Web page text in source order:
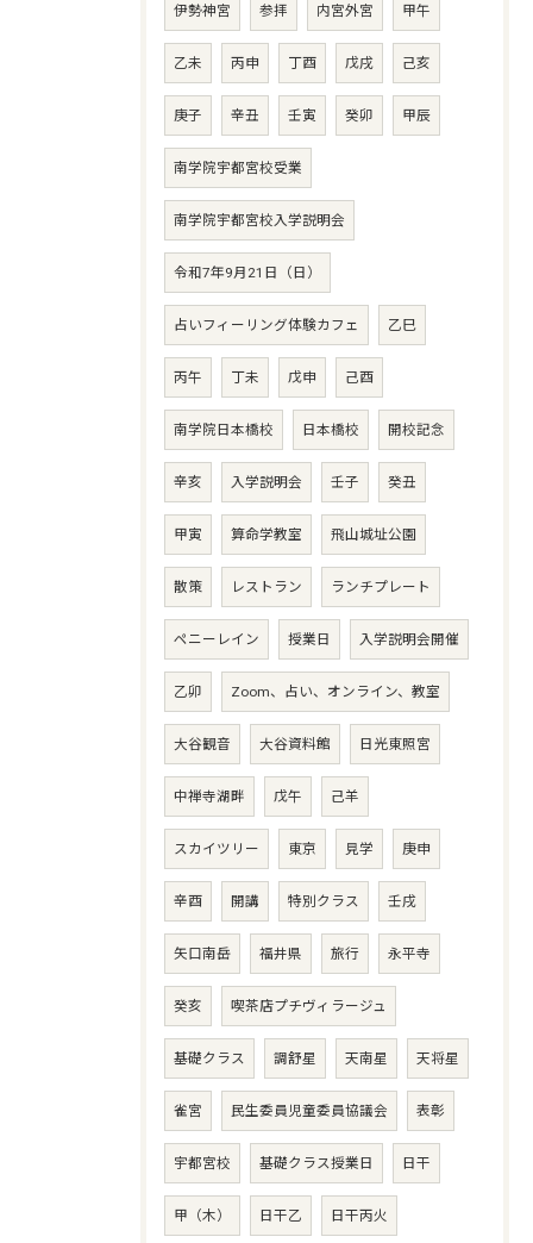
伊勢神宮 参拝 内宮外宮 甲午
乙未 丙申 丁酉 戊戌 己亥
庚子 辛丑 壬寅 癸卯 甲辰
南学院宇都宮校受業
南学院宇都宮校入学説明会
令和7年9月21日（日）
占いフィーリング体験カフェ 乙巳
丙午 丁未 戊申 己酉
南学院日本橋校 日本橋校 開校記念
辛亥 入学説明会 壬子 癸丑
甲寅 算命学教室 飛山城址公園
散策 レストラン ランチプレート
ペニーレイン 授業日 入学説明会開催
乙卯 Zoom、占い、オンライン、教室
大谷観音 大谷資料館 日光東照宮
中禅寺湖畔 戊午 己羊
スカイツリー 東京 見学 庚申
辛酉 開講 特別クラス 壬戌
矢口南岳 福井県 旅行 永平寺
癸亥 喫茶店プチヴィラージュ
基礎クラス 調舒星 天南星 天将星
雀宮 民生委員児童委員協議会 表彰
宇都宮校 基礎クラス授業日 日干
甲（木） 日干乙 日干丙火